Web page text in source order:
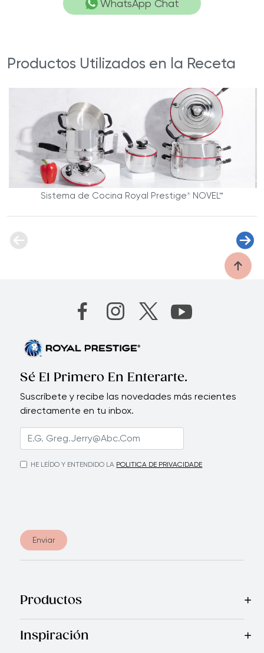
WhatsApp Chat
Productos Utilizados en la Receta
Sistema de Cocina Royal Prestige® NOVEL™
Sé El Primero En Enterarte.
Suscríbete y recibe las novedades más recientes
directamente en tu inbox.
HE LEÍDO Y ENTENDIDO LA POLITICA DE PRIVACIDADE
Enviar
Productos
Mas VendidosCocinaCuchillosVajillasElectrodomésticos
Inspiración